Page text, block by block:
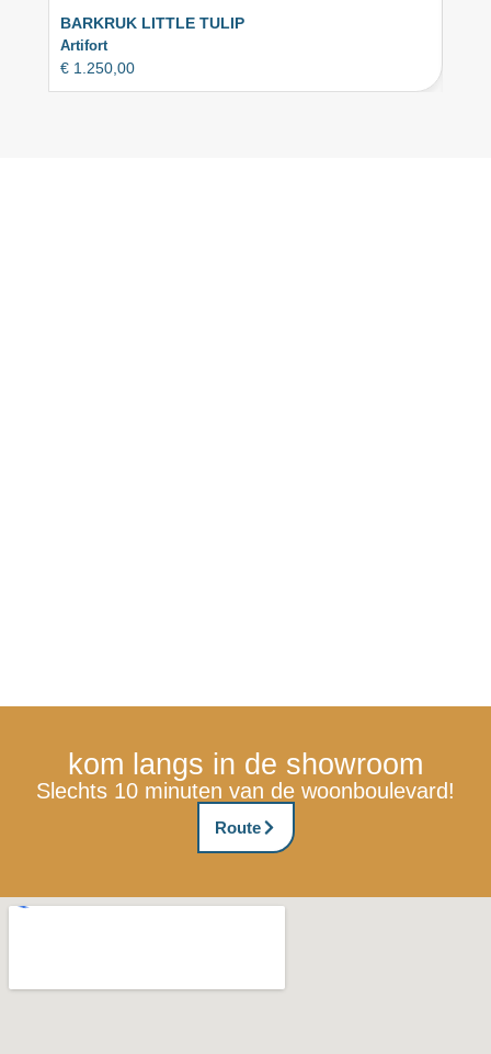
BARKRUK LITTLE TULIP
Artifort
€ 1.250,00
kom langs in de showroom
Slechts 10 minuten van de woonboulevard!
Route